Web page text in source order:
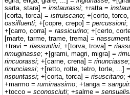
sarta, stara] = instaurassi; +ratta =
[corta, torca] = istruiscano; +[corto,
ossifluenti; +[copre, crepo] = percussioni;
+[carro, corra] = rassicurino; +[certo,
[marte, tarme, trame, trema] =
+travi = riassuntivi; +[torva, trova] =
rimuginasse; +[grami, magri, migra] =
rincuorassi; +[carne, crena] = rinunciasse
rinunciassi; +[retto, rotte, tetro, torte, ...] =
rispuntassi; +[corta, torca] = risuscitano;
+marmo = ruminassimo; +tanga =
+tocco = sconosciuti; +salme =